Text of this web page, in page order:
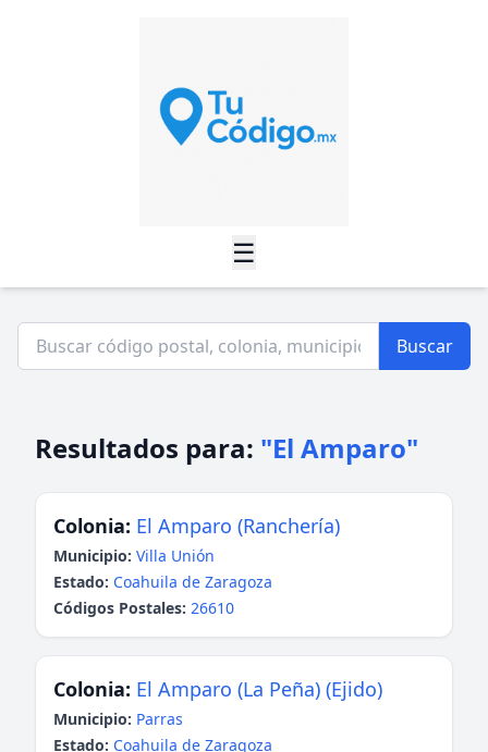
☰
Buscar
Resultados para: "El Amparo"
Colonia: El Amparo (Ranchería)
Municipio: Villa Unión
Estado: Coahuila de Zaragoza
Códigos Postales: 26610
Colonia: El Amparo (La Peña) (Ejido)
Municipio: Parras
Estado: Coahuila de Zaragoza